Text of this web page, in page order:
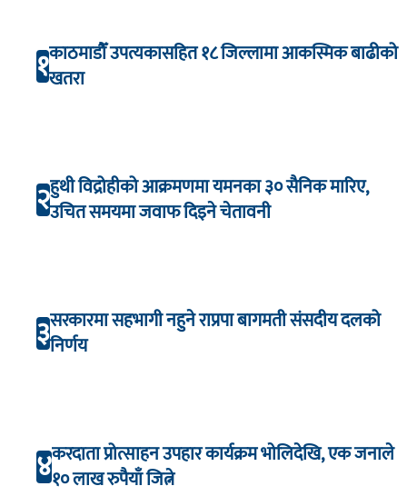
१काठमाडौँ उपत्यकासहित १८ जिल्लामा आकस्मिक बाढीको
खतरा
२हुथी विद्रोहीको आक्रमणमा यमनका ३० सैनिक मारिए,
उचित समयमा जवाफ दिइने चेतावनी
३सरकारमा सहभागी नहुने राप्रपा बागमती संसदीय दलको
निर्णय
४करदाता प्रोत्साहन उपहार कार्यक्रम भाेलिदेखि, एक जनाले
१० लाख रुपैयाँ जित्ने